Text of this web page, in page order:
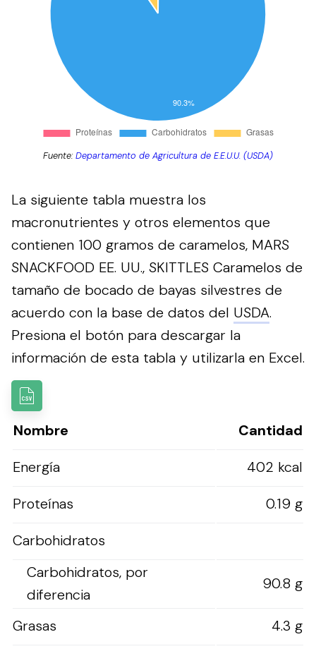
Fuente:Departamento de Agricultura de E.E.U.U. (USDA)
La siguiente tabla muestra los
macronutrientes y otros elementos que
contienen 100 gramos de caramelos, MARS
SNACKFOOD EE. UU., SKITTLES Caramelos de
tamaño de bocado de bayas silvestres de
acuerdo con la base de datos del USDA.
Presiona el botón para descargar la
información de esta tabla y utilizarla en Excel.
Nombre
Cantidad
Energía
402 kcal
Proteínas
0.19 g
Carbohidratos
Carbohidratos, por
diferencia
90.8 g
Grasas
4.3 g